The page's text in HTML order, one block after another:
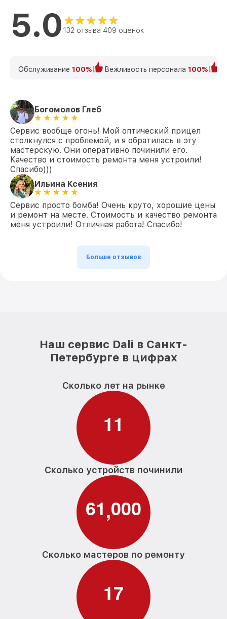
5.0 132 отзыва 409 оценок
Обслуживание 100% Вежливость персонала 100%
Богомолов Глеб
Сервис вообще огонь! Мой оптический прицел
столкнулся с проблемой, и я обратилась в эту
мастерскую. Они оперативно починили его.
Качество и стоимость ремонта меня устроили!
Спасибо)))
Ильина Ксения
Сервис просто бомба! Очень круто, хорошие цены
и ремонт на месте. Стоимость и качество ремонта
меня устроили! Отличная работа! Спасибо!
Больше отзывов
Наш сервис Dali в Санкт-
Петербурге в цифрах
Сколько лет на рынке
11
Сколько устройств починили
61,000
Сколько мастеров по ремонту
17